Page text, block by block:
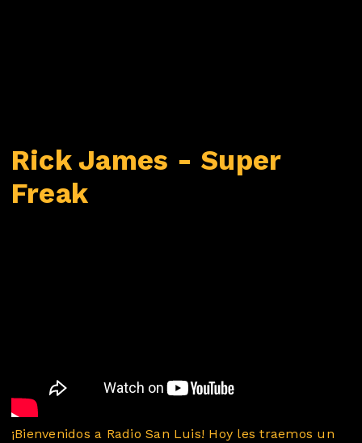
Rick James - Super
Freak
¡Bienvenidos a Radio San Luis! Hoy les traemos un